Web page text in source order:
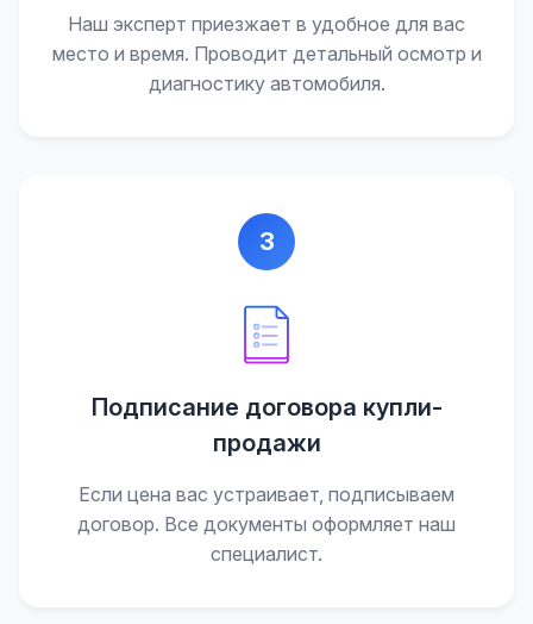
Наш эксперт приезжает в удобное для вас
место и время. Проводит детальный осмотр и
диагностику автомобиля.
3
Подписание договора купли-
продажи
Если цена вас устраивает, подписываем
договор. Все документы оформляет наш
специалист.